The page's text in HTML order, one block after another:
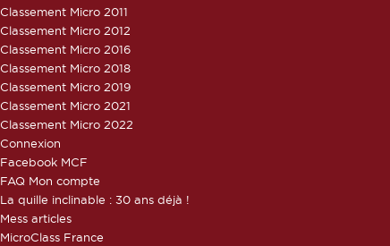
Classement Micro 2011
Classement Micro 2012
Classement Micro 2016
Classement Micro 2018
Classement Micro 2019
Classement Micro 2021
Classement Micro 2022
Connexion
Facebook MCF
FAQ Mon compte
La quille inclinable : 30 ans déjà !
Mess articles
MicroClass France